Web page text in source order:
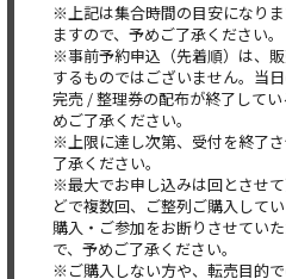
※上記は集合時間の目安になり
ますので、予めご了承ください。
※事前予約申込（先着順）は、
するものではございません。当
完売 / 整理券の配布が終了して
めご了承ください。
※上限に達し次第、受付を終了
了承ください。
※最大でお申し込みは回とさせ
どで複数回、ご整列ご購入して
購入・ご参加をお断りさせてい
で、予めご了承ください。
※ご購入しない方や、転売目的